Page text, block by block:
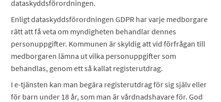
dataskyddsförordningen.
Enligt dataskyddsförordningen GDPR har varje medborgare
rätt att få veta om myndigheten behandlar dennes
personuppgifter. Kommunen är skyldig att vid förfrågan till
medborgaren lämna ut vilka personuppgifter som
behandlas, genom ett så kallat registerutdrag.
I e-tjänsten kan man begära registerutdrag för sig själv eller
för barn under 18 år, som man är vårdnadshavare för. God